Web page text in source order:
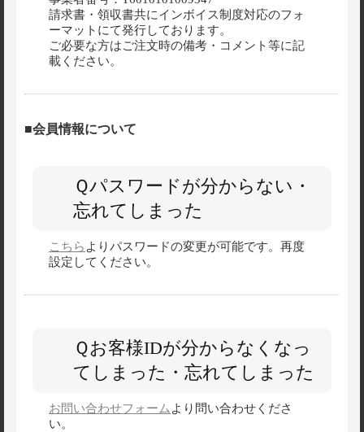
請求書・領収書共にインボイス制度対応のフォ
ーマットにて発行しております。
ご必要な方はご注文時の備考・コメント等に記
載ください。
■会員情報について
Ｑパスワードが分からない・
忘れてしまった
こちら よりパスワードの変更が可能です。再度
設定してください。
Ｑお客様IDが分からなくなっ
てしまった・忘れてしまった
お問い合わせフォーム より問い合わせくださ
い。